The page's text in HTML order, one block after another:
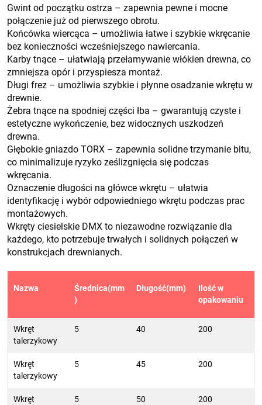
Gwint od początku ostrza – zapewnia pewne i mocne
połączenie już od pierwszego obrotu.
Końcówka wiercąca – umożliwia łatwe i szybkie wkręcanie
bez konieczności wcześniejszego nawiercania.
Karby tnące – ułatwiają przełamywanie włókien drewna, co
zmniejsza opór i przyspiesza montaż.
Długi frez – umożliwia szybkie i płynne osadzanie wkrętu w
drewnie.
Żebra tnące na spodniej części łba – gwarantują czyste i
estetyczne wykończenie, bez widocznych uszkodzeń
drewna.
Głębokie gniazdo TORX – zapewnia solidne trzymanie bitu,
co minimalizuje ryzyko ześlizgnięcia się podczas
wkręcania.
Oznaczenie długości na główce wkrętu – ułatwia
identyfikację i wybór odpowiedniego wkrętu podczas prac
montażowych.
Wkręty ciesielskie DMX to niezawodne rozwiązanie dla
każdego, kto potrzebuje trwałych i solidnych połączeń w
konstrukcjach drewnianych.
Nazwa
Średnica(mm
)
Długość(mm)
Ilość w
opakowaniu
Wkręt
talerzykowy
5 40 200
Wkręt
talerzykowy
5 45 200
Wkręt
5 50 200